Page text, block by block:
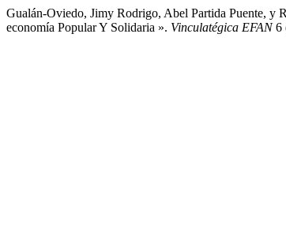
Gualán-Oviedo, Jimy Rodrigo, Abel Partida Puente, y
economía Popular Y Solidaria ». Vinculatégica EFAN6